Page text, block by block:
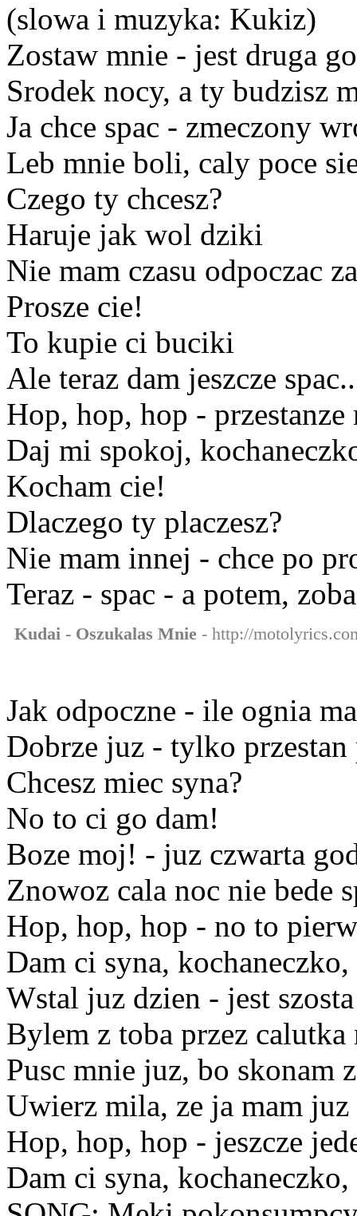
(slowa i muzyka: Kukiz)
Zostaw mnie - jest druga
Srodek nocy, a ty budzisz
Ja chce spac - zmeczony
Leb mnie boli, caly poce
Czego ty chcesz?
Haruje jak wol dziki
Nie mam czasu odpoczac
Prosze cie!
To kupie ci buciki
Ale teraz dam jeszcze
Hop, hop, hop - przestanze
Daj mi spokoj,
Kocham cie!
Dlaczego ty placzesz?
Nie mam innej - chce po
Teraz - spac - a potem,
Kudai - Oszukalas Mnie - http://
Jak odpoczne - ile ognia
Dobrze juz - tylko przestan
Chcesz miec syna?
No to ci go dam!
Boze moj! - juz czwarta
Znowoz cala noc nie bede
Hop, hop, hop - no to
Dam ci syna,
Wstal juz dzien - jest
Bylem z toba przez calutka
Pusc mnie juz, bo skonam
Uwierz mila, ze ja mam
Hop, hop, hop - jeszcze
Dam ci syna,